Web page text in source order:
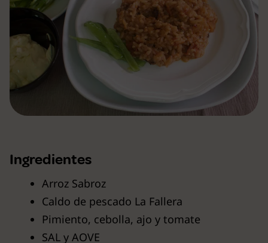
Ingredientes
Arroz Sabroz
Caldo de pescado La Fallera
Pimiento, cebolla, ajo y tomate
SAL y AOVE